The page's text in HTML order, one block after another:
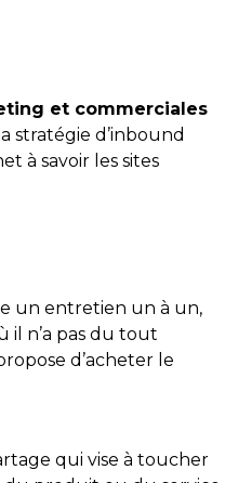
et commerciales
stratégie d’inbound
à savoir les sites
un entretien un à un,
n’a pas du tout
d’acheter le
qui vise à toucher